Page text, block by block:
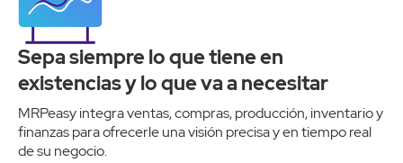
Sepa siempre lo que tiene en
existencias y lo que va a necesitar
MRPeasy integra ventas, compras, producción, inventario y
finanzas para ofrecerle una visión precisa y en tiempo real
de su negocio.